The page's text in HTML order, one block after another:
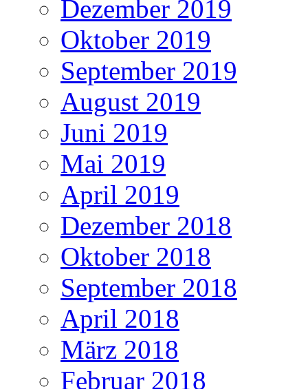
Dezember 2019
Oktober 2019
September 2019
August 2019
Juni 2019
Mai 2019
April 2019
Dezember 2018
Oktober 2018
September 2018
April 2018
März 2018
Februar 2018